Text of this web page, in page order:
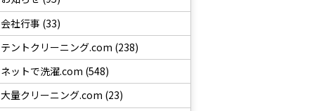
会社行事 (33)
テントクリーニング.com (238)
ネットで洗濯.com (548)
大量クリーニング.com (23)